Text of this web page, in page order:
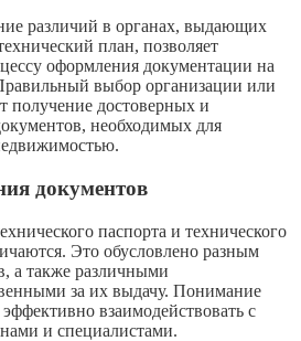
различий в органах, выдающих
план, позволяет
оформления документации на
выбор организации или
получение достоверных и
необходимых для
документов
паспорта и технического
Это обусловлено разным
а также различными
за их выдачу. Понимание
взаимодействовать с
и специалистами.